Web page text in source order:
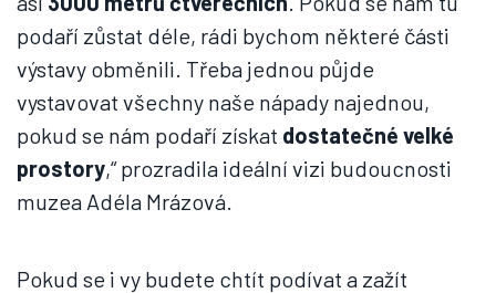
podaří zůstat déle, rádi bychom některé části
výstavy obměnili. Třeba jednou půjde
vystavovat všechny naše nápady najednou,
pokud se nám podaří získat dostatečné velké
prostory,“ prozradila ideální vizi budoucnosti
muzea Adéla Mrázová.
Pokud se i vy budete chtít podívat a zažít